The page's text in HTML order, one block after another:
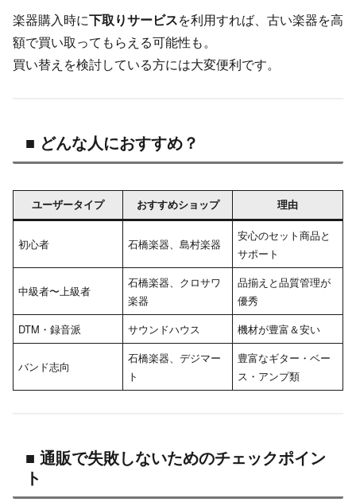
楽器購入時に下取りサービスを利用すれば、古い楽器を高
額で買い取ってもらえる可能性も。
買い替えを検討している方には大変便利です。
■ どんな人におすすめ？
ユーザータイプ おすすめショップ 理由
初心者 石橋楽器、島村楽器
安心のセット商品と
サポート
中級者〜上級者
石橋楽器、クロサワ
楽器
品揃えと品質管理が
優秀
DTM・録音派
サウンドハウス 機材が豊富＆安い
バンド志向
石橋楽器、デジマー
ト
豊富なギター・ベー
ス・アンプ類
■ 通販で失敗しないためのチェックポイン
ト